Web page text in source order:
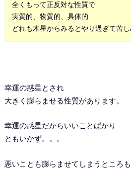
全くもって正反対な性質で
実質的、物質的、具体的
どれも木星からみるとやり過ぎて苦
幸運の惑星とされ
大きく膨らませる性質があります。
幸運の惑星だからいいことばかり
ともいかず。。。
悪いことも膨らませてしまうところ